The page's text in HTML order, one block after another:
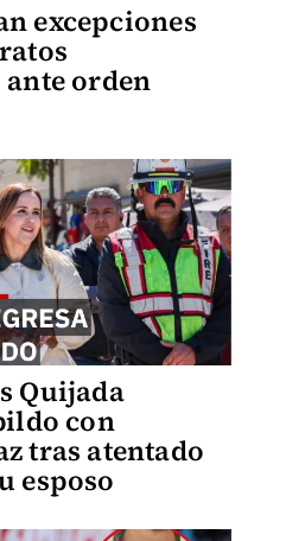
excepciones
orden
Quijada
con
tras atentado
esposo